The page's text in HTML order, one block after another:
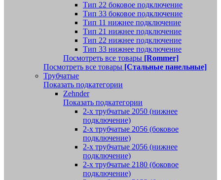
Тип 22 боковое подключение
Тип 33 боковое подключение
Тип 11 нижнее подключение
Тип 21 нижнее подключение
Тип 22 нижнее подключение
Тип 33 нижнее подключение
Посмотреть все товары [Rommer]
Посмотреть все товары [Стальные панельные]
Трубчатые
Показать подкатегории
Zehnder
Показать подкатегории
2-х трубчатые 2050 (нижнее
подключение)
2-х трубчатые 2056 (боковое
подключение)
2-х трубчатые 2056 (нижнее
подключение)
2-х трубчатые 2180 (боковое
подключение)